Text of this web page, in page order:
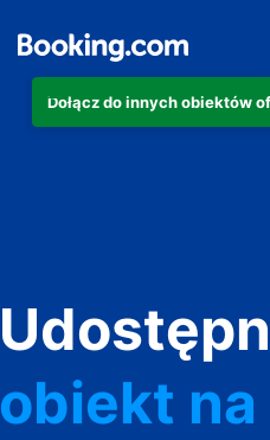
Dołącz do innych obiektów
hotel
obiekt